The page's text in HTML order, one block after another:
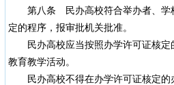
第八条 民办高校符合举办者、学校
定的程序，报审批机关批准。
民办高校应当按照办学许可证核定
教育教学活动。
民办高校不得在办学许可证核定的